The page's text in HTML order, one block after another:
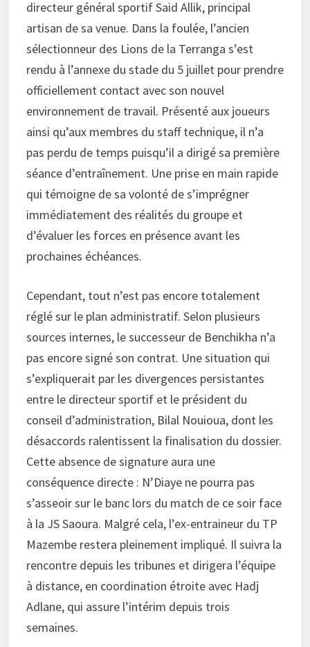
directeur général sportif Said Allik, principal
artisan de sa venue. Dans la foulée, l’ancien
sélectionneur des Lions de la Terranga s’est
rendu à l’annexe du stade du 5 juillet pour prendre
officiellement contact avec son nouvel
environnement de travail. Présenté aux joueurs
ainsi qu’aux membres du staff technique, il n’a
pas perdu de temps puisqu’il a dirigé sa première
séance d’entraînement. Une prise en main rapide
qui témoigne de sa volonté de s’imprégner
immédiatement des réalités du groupe et
d’évaluer les forces en présence avant les
prochaines échéances.
Cependant, tout n’est pas encore totalement
réglé sur le plan administratif. Selon plusieurs
sources internes, le successeur de Benchikha n’a
pas encore signé son contrat. Une situation qui
s’expliquerait par les divergences persistantes
entre le directeur sportif et le président du
conseil d’administration, Bilal Nouioua, dont les
désaccords ralentissent la finalisation du dossier.
Cette absence de signature aura une
conséquence directe : N’Diaye ne pourra pas
s’asseoir sur le banc lors du match de ce soir face
à la JS Saoura. Malgré cela, l’ex-entraineur du TP
Mazembe restera pleinement impliqué. Il suivra la
rencontre depuis les tribunes et dirigera l’équipe
à distance, en coordination étroite avec Hadj
Adlane, qui assure l’intérim depuis trois
semaines.